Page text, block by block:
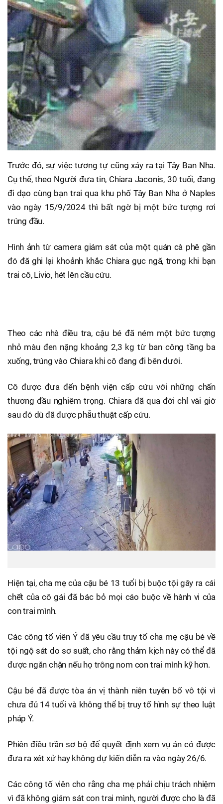
Trước đó, sự việc tương tự cũng xảy ra tại Tây Ban Nha.
Cụ thể, theo Người đưa tin, Chiara Jaconis, 30 tuổi, đang
đi dạo cùng bạn trai qua khu phố Tây Ban Nha ở Naples
vào ngày 15/9/2024 thì bất ngờ bị một bức tượng rơi
trúng đầu.
Hình ảnh từ camera giám sát của một quán cà phê gần
đó đã ghi lại khoảnh khắc Chiara gục ngã, trong khi bạn
trai cô, Livio, hét lên cầu cứu.
Theo các nhà điều tra, cậu bé đã ném một bức tượng
nhỏ màu đen nặng khoảng 2,3 kg từ ban công tầng ba
xuống, trúng vào Chiara khi cô đang đi bên dưới.
Cô được đưa đến bệnh viện cấp cứu với những chấn
thương đầu nghiêm trọng. Chiara đã qua đời chỉ vài giờ
sau đó dù đã được phẫu thuật cấp cứu.
Hiện tại, cha mẹ của cậu bé 13 tuổi bị buộc tội gây ra cái
chết của cô gái đã bác bỏ mọi cáo buộc về hành vi của
con trai mình.
Các công tố viên Ý đã yêu cầu truy tố cha mẹ cậu bé về
tội ngộ sát do sơ suất, cho rằng thảm kịch này có thể đã
được ngăn chặn nếu họ trông nom con trai mình kỹ hơn.
Cậu bé đã được tòa án vị thành niên tuyên bố vô tội vì
chưa đủ 14 tuổi và không thể bị truy tố hình sự theo luật
pháp Ý.
Phiên điều trần sơ bộ để quyết định xem vụ án có được
đưa ra xét xử hay không dự kiến diễn ra vào ngày 26/6.
Các công tố viên cho rằng cha mẹ phải chịu trách nhiệm
vì đã không giám sát con trai mình, người được cho là đã